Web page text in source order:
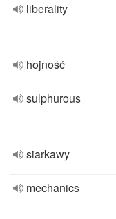
liberality
hojność
sulphurous
siarkawy
mechanics